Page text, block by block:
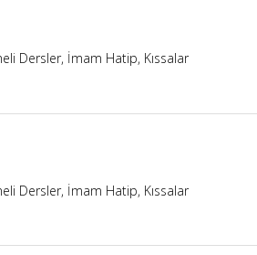
Dersler, İmam Hatip, Kıssalar
Dersler, İmam Hatip, Kıssalar